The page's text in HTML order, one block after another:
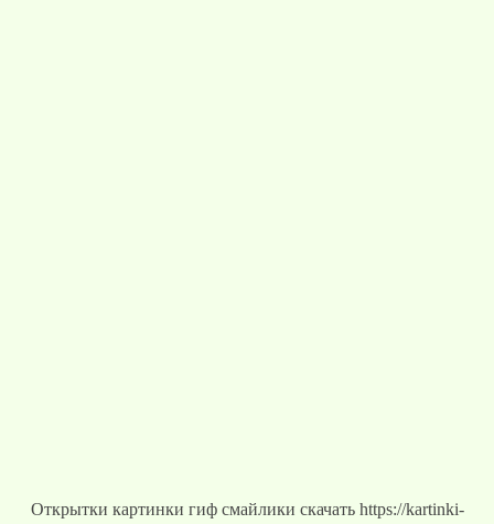
Открытки картинки гиф смайлики скачать https://kartinki-